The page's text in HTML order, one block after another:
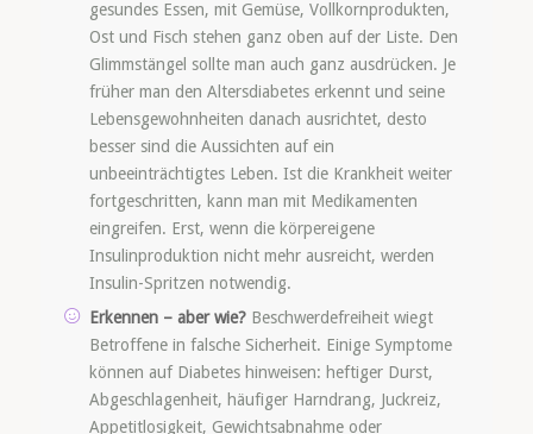
gesundes Essen, mit Gemüse, Vollkornprodukten,
Ost und Fisch stehen ganz oben auf der Liste. Den
Glimmstängel sollte man auch ganz ausdrücken. Je
früher man den Altersdiabetes erkennt und seine
Lebensgewohnheiten danach ausrichtet, desto
besser sind die Aussichten auf ein
unbeeinträchtigtes Leben. Ist die Krankheit weiter
fortgeschritten, kann man mit Medikamenten
eingreifen. Erst, wenn die körpereigene
Insulinproduktion nicht mehr ausreicht, werden
Insulin-Spritzen notwendig.
Erkennen – aber wie? Beschwerdefreiheit wiegt
Betroffene in falsche Sicherheit. Einige Symptome
können auf Diabetes hinweisen: heftiger Durst,
Abgeschlagenheit, häufiger Harndrang, Juckreiz,
Appetitlosigkeit, Gewichtsabnahme oder